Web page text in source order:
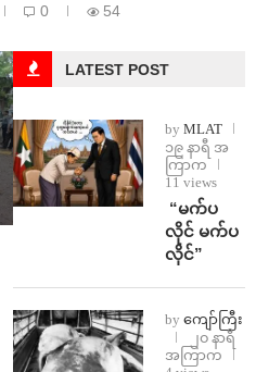
0 54
LATEST POST
by MLAT
၁၉ နာရီ အ
ကြာက
11 views
⁨ ⁨“မက်ပ
လိုင် မက်ပ
လိုင်”
by ကျော်ကြီး
၂၀ နာရီ
အကြာက